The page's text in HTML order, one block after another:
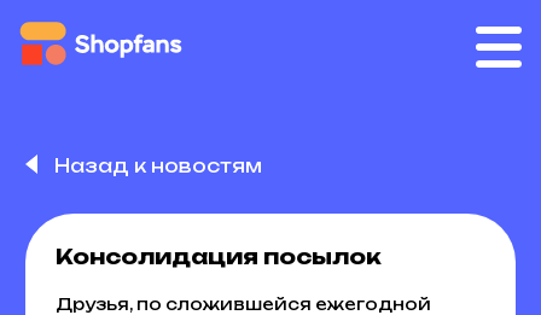
Назад к новостям
Консолидация посылок
Друзья, по сложившейся ежегодной